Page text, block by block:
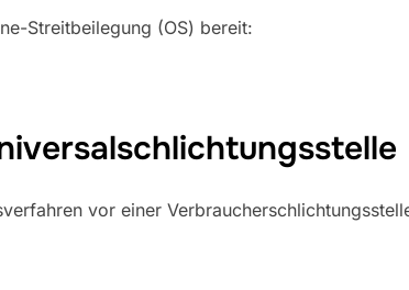
Streitbeilegung (OS) bereit:
vor einer